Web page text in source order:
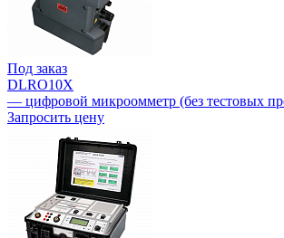
Под заказ
DLRO10X
— цифровой микроомметр (без тестовых
Запросить цену